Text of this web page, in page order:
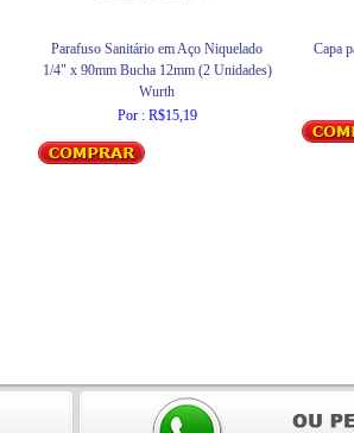
Parafuso Sanitário em Aço Niquelado
1/4" x 90mm Bucha 12mm (2 Unidades)
Wurth
Por : R$15,19
Capa